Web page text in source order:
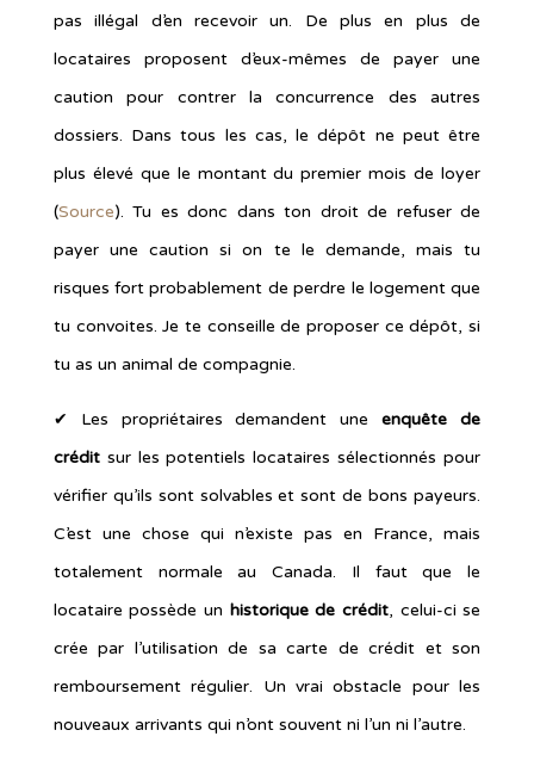
pas illégal d’en recevoir un. De plus en plus de
locataires proposent d’eux-mêmes de payer une
caution pour contrer la concurrence des autres
dossiers. Dans tous les cas, le dépôt ne peut être
plus élevé que le montant du premier mois de loyer
(Source). Tu es donc dans ton droit de refuser de
payer une caution si on te le demande, mais tu
risques fort probablement de perdre le logement que
tu convoites. Je te conseille de proposer ce dépôt, si
tu as un animal de compagnie.
✔︎ Les propriétaires demandent uneenquête de
créditsur les potentiels locataires sélectionnés pour
vérifier qu’ils sont solvables et sont de bons payeurs.
C’est une chose qui n’existe pas en France, mais
totalement normale au Canada. Il faut que le
locataire possède un historique de crédit, celui-ci se
crée par l’utilisation de sa carte de crédit et son
remboursement régulier. Un vrai obstacle pour les
nouveaux arrivants qui n’ont souvent ni l’un ni l’autre.